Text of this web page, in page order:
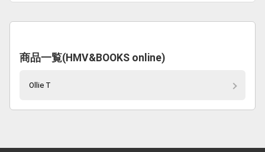
商品一覧(HMV&BOOKS online)
Ollie T